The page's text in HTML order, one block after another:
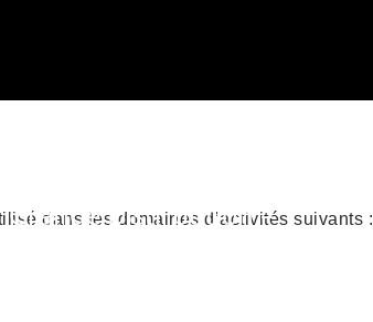
dans les domaines d’activités suivants :
Grande Distribution –